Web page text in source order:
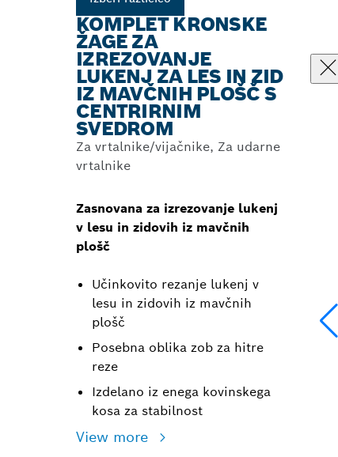
KOMPLET KRONSKE
ŽAGE ZA
IZREZOVANJE
LUKENJ ZA LES IN ZID
IZ MAVČNIH PLOŠČ S
CENTRIRNIM
SVEDROM
Za vrtalnike/vijačnike, Za udarne
vrtalnike
Zasnovana za izrezovanje lukenj
v lesu in zidovih iz mavčnih
plošč
Učinkovito rezanje lukenj v
lesu in zidovih iz mavčnih
plošč
Posebna oblika zob za hitre
reze
Izdelano iz enega kovinskega
kosa za stabilnost
View more